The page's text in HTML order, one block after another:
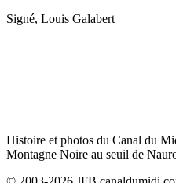
Signé, Louis Galabert
Histoire et photos du Canal du
Montagne Noire au seuil de